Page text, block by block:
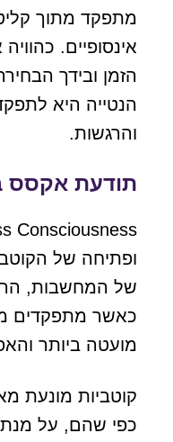
מתפקד מתוך
אינסופיים.
הזמן ובידך
הנטייה היא
והרגשות.
תודעת אקסס
ופתיחה של
של המחשבות,
כאשר מתפקדים
מועטה ביותר
קוטביות מונעת
כפי שהם, על